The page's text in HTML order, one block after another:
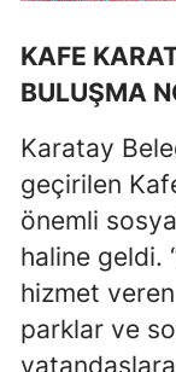
KAFE
BULUŞMA
Karatay
geçirilen
önemli
haline geldi.
hizmet
parklar ve